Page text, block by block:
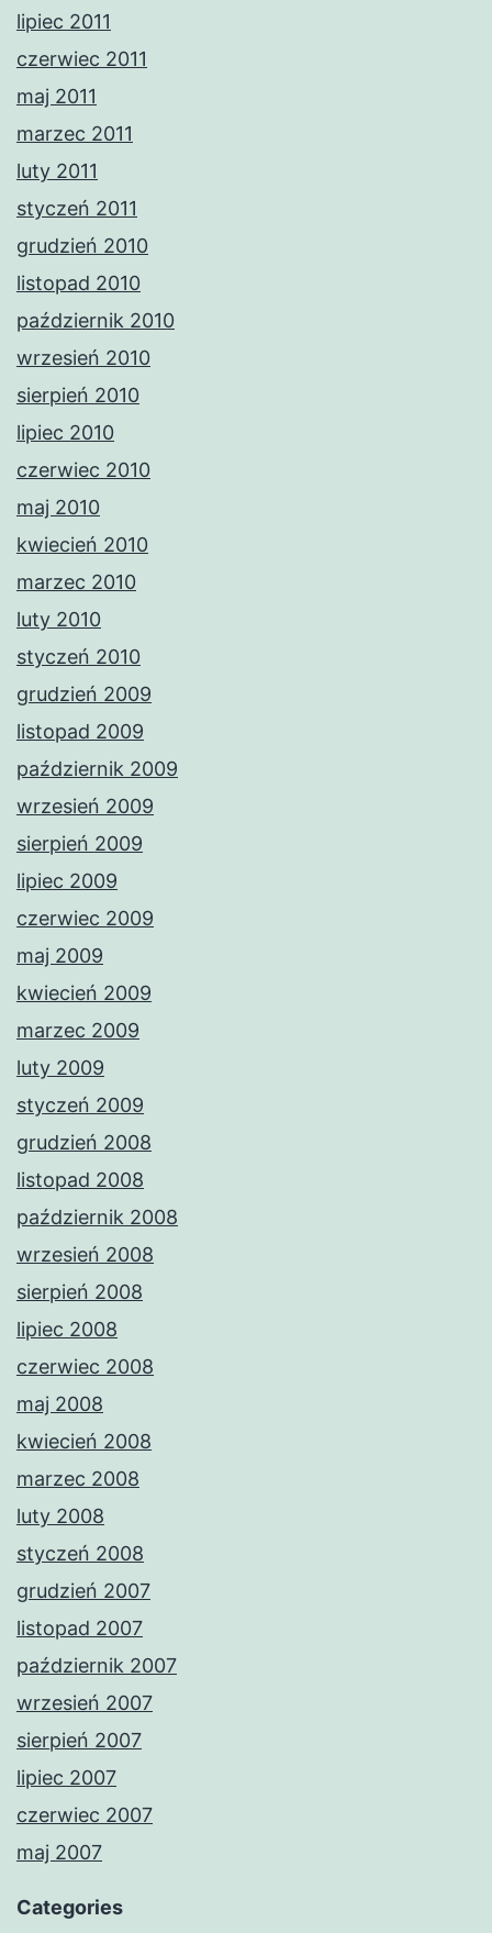
lipiec 2011
czerwiec 2011
maj 2011
marzec 2011
luty 2011
styczeń 2011
grudzień 2010
listopad 2010
październik 2010
wrzesień 2010
sierpień 2010
lipiec 2010
czerwiec 2010
maj 2010
kwiecień 2010
marzec 2010
luty 2010
styczeń 2010
grudzień 2009
listopad 2009
październik 2009
wrzesień 2009
sierpień 2009
lipiec 2009
czerwiec 2009
maj 2009
kwiecień 2009
marzec 2009
luty 2009
styczeń 2009
grudzień 2008
listopad 2008
październik 2008
wrzesień 2008
sierpień 2008
lipiec 2008
czerwiec 2008
maj 2008
kwiecień 2008
marzec 2008
luty 2008
styczeń 2008
grudzień 2007
listopad 2007
październik 2007
wrzesień 2007
sierpień 2007
lipiec 2007
czerwiec 2007
maj 2007
Categories